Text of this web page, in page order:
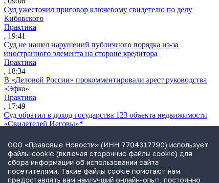
Суд ужесточил приговор ключевому свидетелю по делу
Кибовского
Практика
, 19:41
Суд не нашел нарушений публичного порядка из-за
иностранного элемента на стороне кредитора
Практика
, 18:34
В «Деловой России» прокомментировали арест руководства
«Эфко»
Практика
, 17:49
Суд обратил в доход государства 123 объекта недвижимости
«Свидетелей Иеговы»*
, 17:37
Новый владелец «Южуралзолота» начал процедуру выкупа
акций у миноритариев
Практика
, 17:36
ООО «Правовые Новости» (ИНН 7704317790) использует
файлы cookie (включая сторонние файлы cookie) для
сбора информации об использовании сайта
посетителями. Такие файлы cookie помогают нам
предоставлять вам наилучший онлайн-опыт, постоянно